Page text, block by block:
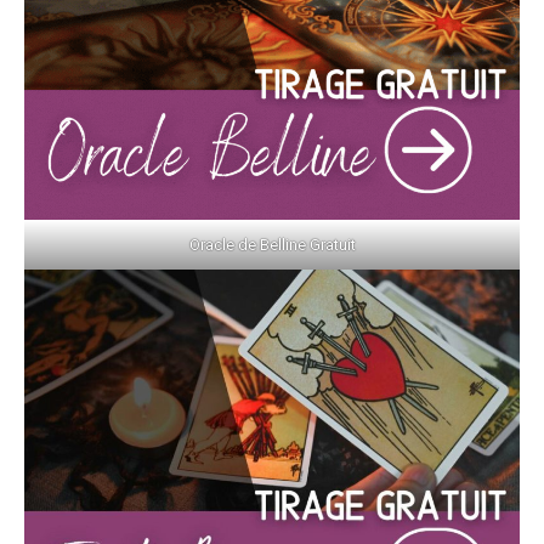
an Angel », qui met en scène des anges gardiens venant en
aide à des personnes en difficulté et leur rappelant
l’importance de l’amour et de la foi.
Les anges gardiens ont également trouvé leur place dans les
jeux vidéo, où ils sont souvent représentés comme des alliés
personnages principaux. Des jeux comme « Bayonetta » et
« Diablo » mettent en scène des archanges et des anges
gardiens, qui luttent contre les forces du mal et aident les
joueurs à progresser dans leur quête.
L’art et la littérature ont également été marqués par la
présence des anges gardiens, qui sont souvent représentés
avec des ailes, une auréole et une lumière divine. Les peintres
de la Renaissance, comme Raphaël et Fra Angelico, ont créé
de magnifiques œuvres mettant en scène des anges gardiens
Oracle de Belline Gratuit